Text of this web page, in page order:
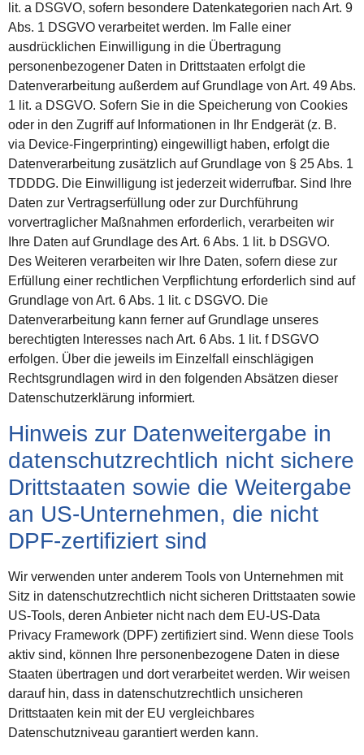
lit. a DSGVO, sofern besondere Datenkategorien nach Art. 9
Abs. 1 DSGVO verarbeitet werden. Im Falle einer
ausdrücklichen Einwilligung in die Übertragung
personenbezogener Daten in Drittstaaten erfolgt die
Datenverarbeitung außerdem auf Grundlage von Art. 49 Abs.
1 lit. a DSGVO. Sofern Sie in die Speicherung von Cookies
oder in den Zugriff auf Informationen in Ihr Endgerät (z. B.
via Device-Fingerprinting) eingewilligt haben, erfolgt die
Datenverarbeitung zusätzlich auf Grundlage von § 25 Abs. 1
TDDDG. Die Einwilligung ist jederzeit widerrufbar. Sind Ihre
Daten zur Vertragserfüllung oder zur Durchführung
vorvertraglicher Maßnahmen erforderlich, verarbeiten wir
Ihre Daten auf Grundlage des Art. 6 Abs. 1 lit. b DSGVO.
Des Weiteren verarbeiten wir Ihre Daten, sofern diese zur
Erfüllung einer rechtlichen Verpflichtung erforderlich sind auf
Grundlage von Art. 6 Abs. 1 lit. c DSGVO. Die
Datenverarbeitung kann ferner auf Grundlage unseres
berechtigten Interesses nach Art. 6 Abs. 1 lit. f DSGVO
erfolgen. Über die jeweils im Einzelfall einschlägigen
Rechtsgrundlagen wird in den folgenden Absätzen dieser
Datenschutzerklärung informiert.
Hinweis zur Datenweitergabe in
datenschutzrechtlich nicht sichere
Drittstaaten sowie die Weitergabe
an US-Unternehmen, die nicht
DPF-zertifiziert sind
Wir verwenden unter anderem Tools von Unternehmen mit
Sitz in datenschutzrechtlich nicht sicheren Drittstaaten sowie
US-Tools, deren Anbieter nicht nach dem EU-US-Data
Privacy Framework (DPF) zertifiziert sind. Wenn diese Tools
aktiv sind, können Ihre personenbezogene Daten in diese
Staaten übertragen und dort verarbeitet werden. Wir weisen
darauf hin, dass in datenschutzrechtlich unsicheren
Drittstaaten kein mit der EU vergleichbares
Datenschutzniveau garantiert werden kann.